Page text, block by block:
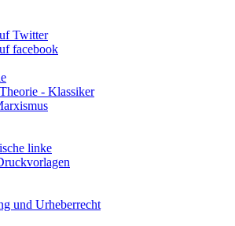
Twitter
facebook
- Klassiker
linke
und Urheberrecht